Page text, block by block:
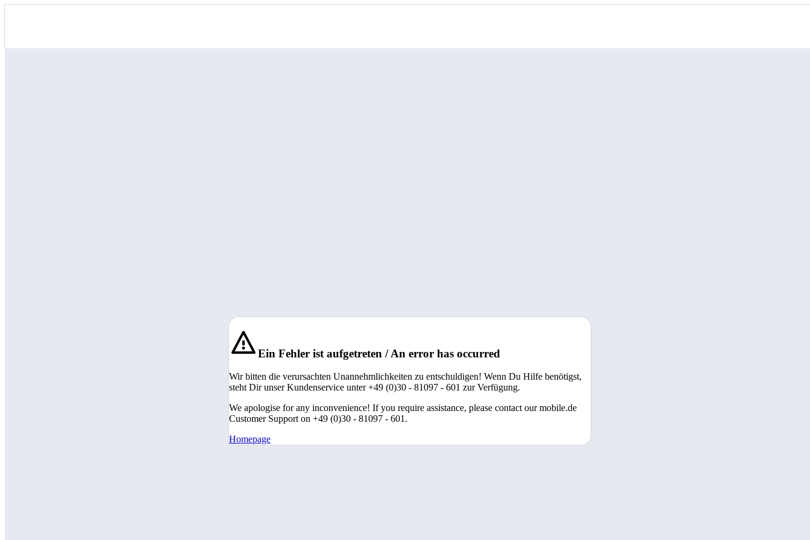
Ein Fehler ist aufgetreten / An error has occurred
Wir bitten die verursachten Unannehmlichkeiten zu entschuldigen! Wenn Du Hilfe benötigst,
steht Dir unser Kundenservice unter +49 (0)30 - 81097 - 601 zur Verfügung.
We apologise for any inconvenience! If you require assistance, please contact our mobile.de
Customer Support on +49 (0)30 - 81097 - 601.
Homepage